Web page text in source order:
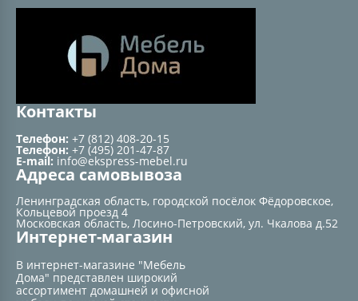
Контакты
Телефон: +7 (812) 408-20-15
Телефон: +7 (495) 201-47-87
E-mail: info@ekspress-mebel.ru
Адреса самовывоза
Ленинградская область, городской посёлок Фёдоровское,
Кольцевой проезд 4
Московская область, Лосино-Петровский, ул. Чкалова д.52
Интернет-магазин
В интернет-магазине "Мебель
Дома" представлен широкий
ассортимент домашней и офисной